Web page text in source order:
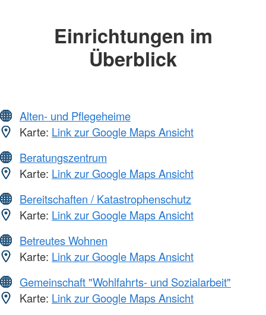
Einrichtungen im
Überblick
Alten- und Pflegeheime
Karte: Link zur Google Maps Ansicht
Beratungszentrum
Karte: Link zur Google Maps Ansicht
Bereitschaften / Katastrophenschutz
Karte: Link zur Google Maps Ansicht
Betreutes Wohnen
Karte: Link zur Google Maps Ansicht
Gemeinschaft "Wohlfahrts- und Sozialarbeit"
Karte: Link zur Google Maps Ansicht